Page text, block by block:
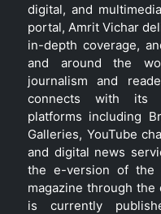
digital, and
portal, Amrit Vichar
in-depth coverage,
and around the
journalism and
connects with its
platforms including
Galleries, YouTube
and digital news
the e-version of the
magazine through
is currently